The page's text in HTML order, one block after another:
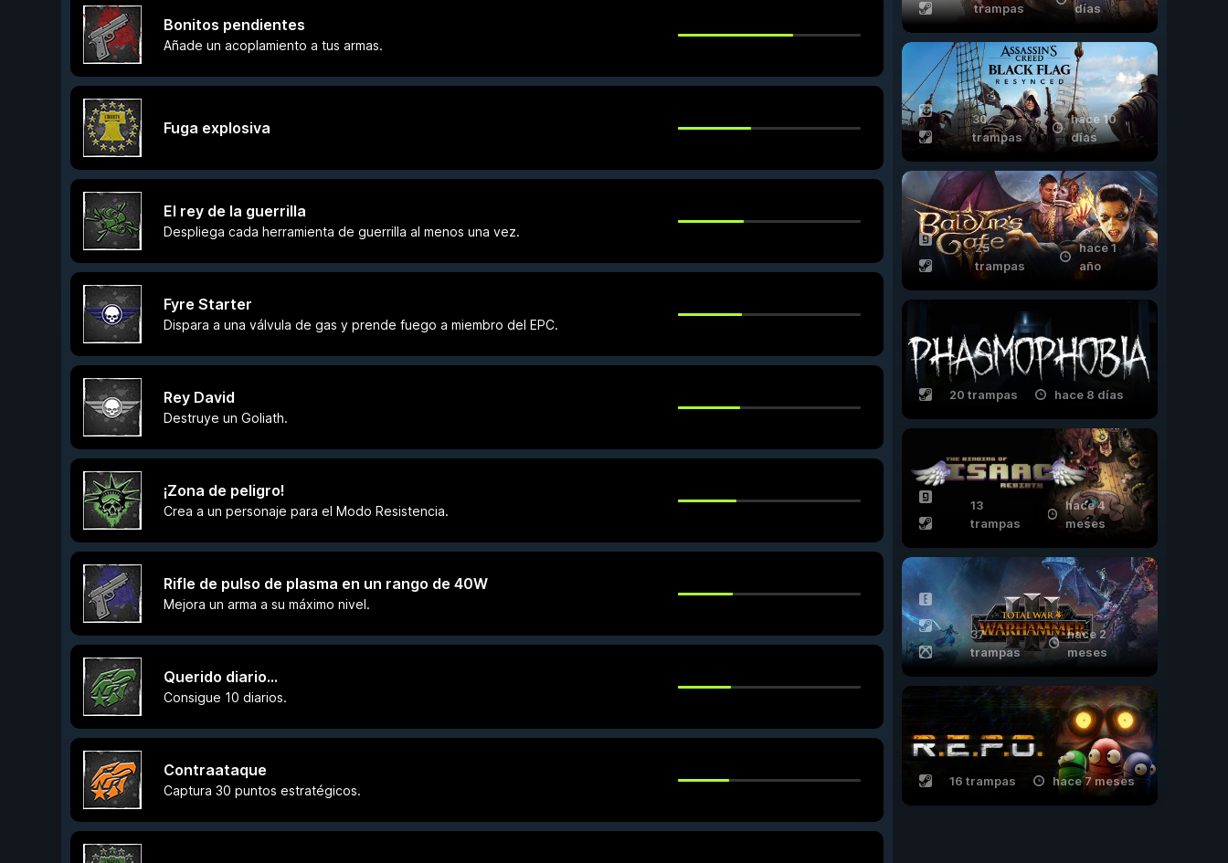
Bonitos pendientes
Añade un acoplamiento a tus armas.
Fuga explosiva
El rey de la guerrilla
Despliega cada herramienta de guerrilla al menos una vez.
Fyre Starter
Dispara a una válvula de gas y prende fuego a miembro del EPC.
Rey David
Destruye un Goliath.
¡Zona de peligro!
Crea a un personaje para el Modo Resistencia.
Rifle de pulso de plasma en un rango de 40W
Mejora un arma a su máximo nivel.
Querido diario...
Consigue 10 diarios.
Contraataque
Captura 30 puntos estratégicos.
trampas
días
30
trampas
hace 10
días
25
trampas
hace 1
año
20 trampas hace 8 días
13
trampas
hace 4
meses
37
trampas
hace 2
meses
16 trampas hace 7 meses